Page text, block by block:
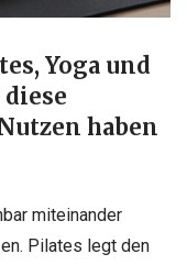
Yoga und
haben
miteinander
Pilates legt den